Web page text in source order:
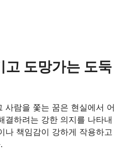
고 도망가는 도둑
사람을 쫓는 꿈은 현실에서 어
결하려는 강한 의지를 나타내
나 책임감이 강하게 작용하고